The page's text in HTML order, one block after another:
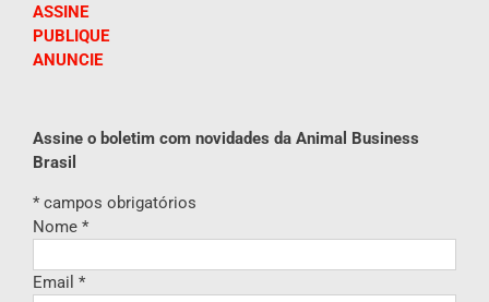
ASSINE
PUBLIQUE
ANUNCIE
Assine o boletim com novidades da Animal Business
Brasil
* campos obrigatórios
Nome *
Email *